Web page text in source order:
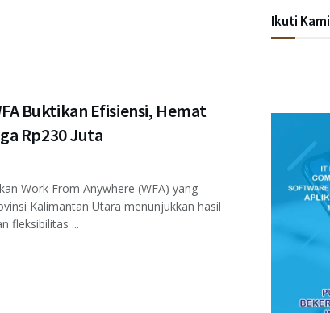
Buktikan Efisiensi, Hemat
Rp230 Juta
Work From Anywhere (WFA) yang
Kalimantan Utara menunjukkan hasil
fleksibilitas ...
Ikuti Kami